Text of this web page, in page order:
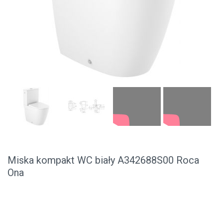
Miska kompakt WC biały A342688S00 Roca
Ona